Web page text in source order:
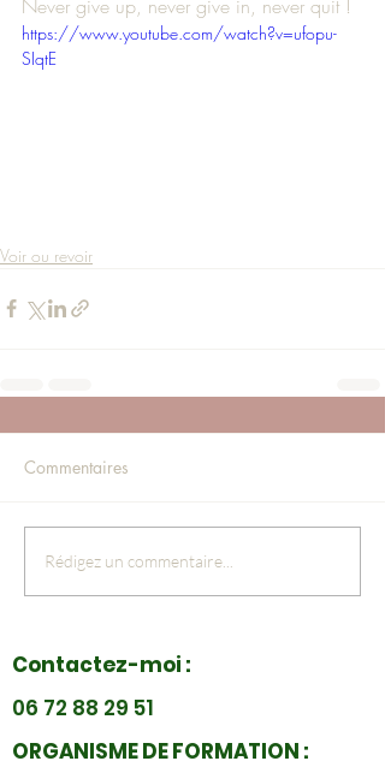
Never give up, never give in, never quit !
https://www.youtube.com/watch?v=ufopu-
SIqtE
Voir ou revoir
Commentaires
Rédigez un commentaire...
Contactez-moi :
06 72 88 29 51
ORGANISME DE FORMATION :